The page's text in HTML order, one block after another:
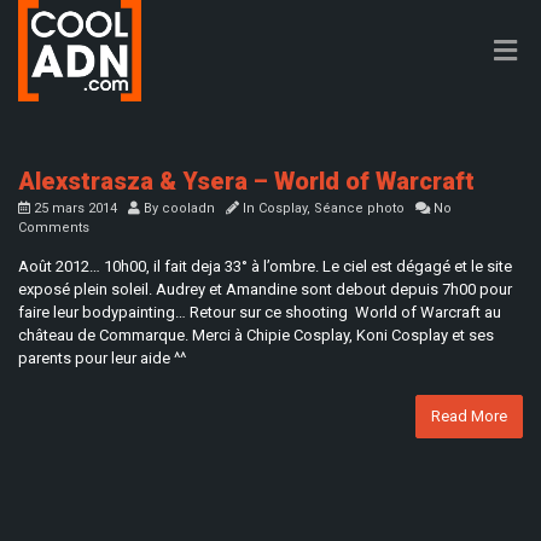
Alexstrasza & Ysera – World of Warcraft
25 mars 2014 By cooladn In Cosplay, Séance photo
No
Comments
Août 2012… 10h00, il fait deja 33° à l’ombre. Le ciel est dégagé et le site
exposé plein soleil. Audrey et Amandine sont debout depuis 7h00 pour
faire leur bodypainting… Retour sur ce shooting World of Warcraft au
château de Commarque. Merci à Chipie Cosplay, Koni Cosplay et ses
parents pour leur aide ^^
Read More